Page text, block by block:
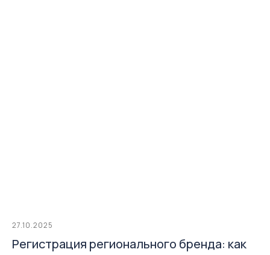
27.10.2025
Регистрация регионального бренда: как